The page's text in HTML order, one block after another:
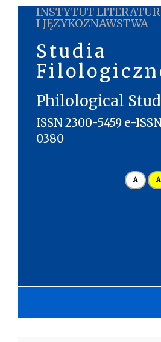
INSTYTUT
I JĘZYKOZNAWSTWA
Studia
Philological
ISSN 2300-5459 e-
0380
A A